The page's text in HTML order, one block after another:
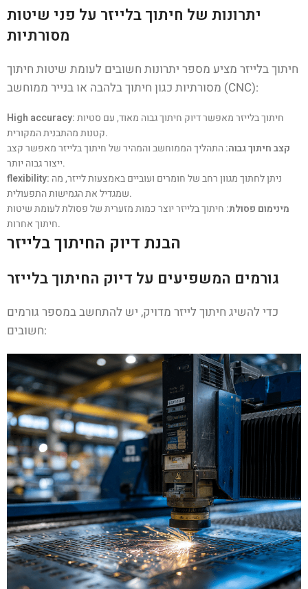
יתרונות של חיתוך בלייזר על פני שיטות
מסורתיות
חיתוך בלייזר מציע מספר יתרונות חשובים לעומת שיטות חיתוך
מסורתיות כגון חיתוך בלהבה או בנייר ממוחשב (CNC):
High accuracy:
קטנות מהתבנית המקורית.
קצב חיתוך גבוה:התהליך הממוחשב והמהיר של חיתוך בלייזר מאפשר קצב
ייצור גבוה יותר.
flexibility:
שמגדיל את הגמישות התפעולית.
מינימום פסולת: חיתוך בלייזר יוצר כמות מזערית של פסולת לעומת שיטות
חיתוך אחרות.
הבנת דיוק החיתוך בלייזר
גורמים המשפיעים על דיוק החיתוך בלייזר
כדי להשיג חיתוך לייזר מדויק, יש להתחשב במספר גורמים
חשובים: